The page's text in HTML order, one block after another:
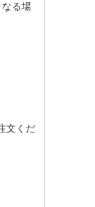
る場
文くだ